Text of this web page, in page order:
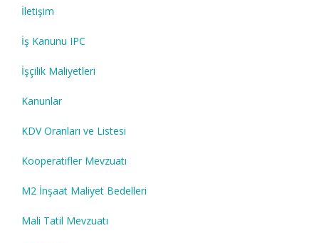
İletişim
İş Kanunu IPC
İşçilik Maliyetleri
Kanunlar
KDV Oranları ve Listesi
Kooperatifler Mevzuatı
M2 İnşaat Maliyet Bedelleri
Mali Tatil Mevzuatı